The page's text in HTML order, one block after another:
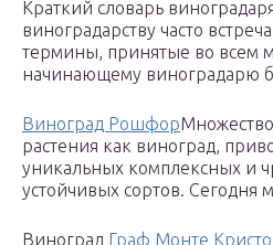
Краткий словарь
виноградарству часто
термины, принятые во всем
начинающему виноградарю
Виноград Рошфор
растения как виноград,
уникальных комплексных и
устойчивых сортов. Сегодня
Виноград Граф Монте Кристо